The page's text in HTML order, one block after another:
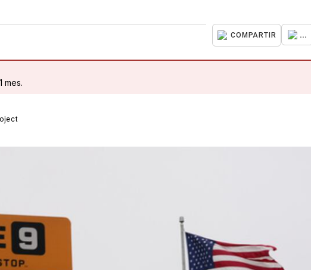
COMPARTIR ...
mes.